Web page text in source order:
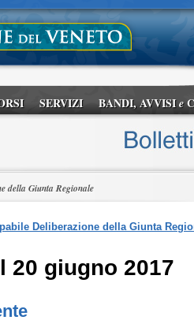
SERVIZI BANDI, AVVISIe
della Giunta Regionale
Deliberazione della Giunta
20 giugno 2017